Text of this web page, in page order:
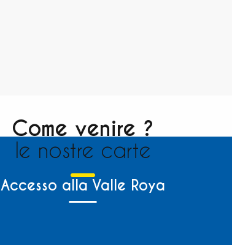
Come venire ?
le nostre carte
Accesso alla Valle Roya